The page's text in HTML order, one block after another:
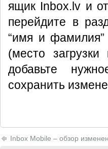
ящик Inbox.lv и
перейдите в
“имя и фамилия”
(место
добавьте
сохранить
Inbox Mobile – обзор